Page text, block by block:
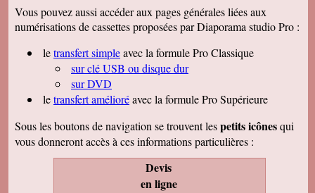
Vous pouvez aussi accéder aux pages générales liées aux
numérisations de cassettes proposées par Diaporama studio Pro :
letransfert simpleavec la formule Pro Classique
sur clé USB ou disque dur
sur DVD
letransfert amélioréavec la formule Pro Supérieure
Sous les boutons de navigation se trouvent lespetits icônesqui
vous donneront accès à ces informations particulières :
Devis
en ligne